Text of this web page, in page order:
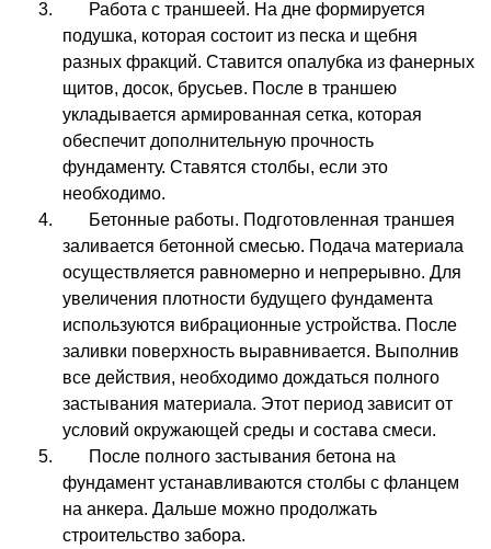
Работа с траншеей. На дне формируется
подушка, которая состоит из песка и щебня
разных фракций. Ставится опалубка из фанерных
щитов, досок, брусьев. После в траншею
укладывается армированная сетка, которая
обеспечит дополнительную прочность
фундаменту. Ставятся столбы, если это
необходимо.
Бетонные работы. Подготовленная траншея
заливается бетонной смесью. Подача материала
осуществляется равномерно и непрерывно. Для
увеличения плотности будущего фундамента
используются вибрационные устройства. После
заливки поверхность выравнивается. Выполнив
все действия, необходимо дождаться полного
застывания материала. Этот период зависит от
условий окружающей среды и состава смеси.
После полного застывания бетона на
фундамент устанавливаются столбы с фланцем
на анкера. Дальше можно продолжать
строительство забора.